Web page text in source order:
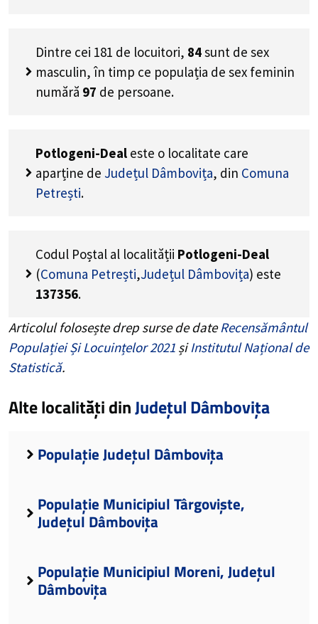
Dintre cei 181 de locuitori, 84sunt de sex
masculin, în timp ce populația de sex feminin
numără 97 de persoane.
Potlogeni-Deal este o localitate care
aparține de Județul Dâmbovița, din Comuna
Petrești.
Codul Poștal al localității Potlogeni-Deal
(Comuna Petrești,Județul Dâmbovița) este
137356.
Articolul folosește drep surse de dateRecensământul
Populației Și Locuințelor 2021 șiInstitutul Național de
Statistică.
Alte localități dinJudețul Dâmbovița
Populație Județul Dâmbovița
Populație Municipiul Târgoviște,
Județul Dâmbovița
Populație Municipiul Moreni, Județul
Dâmbovița